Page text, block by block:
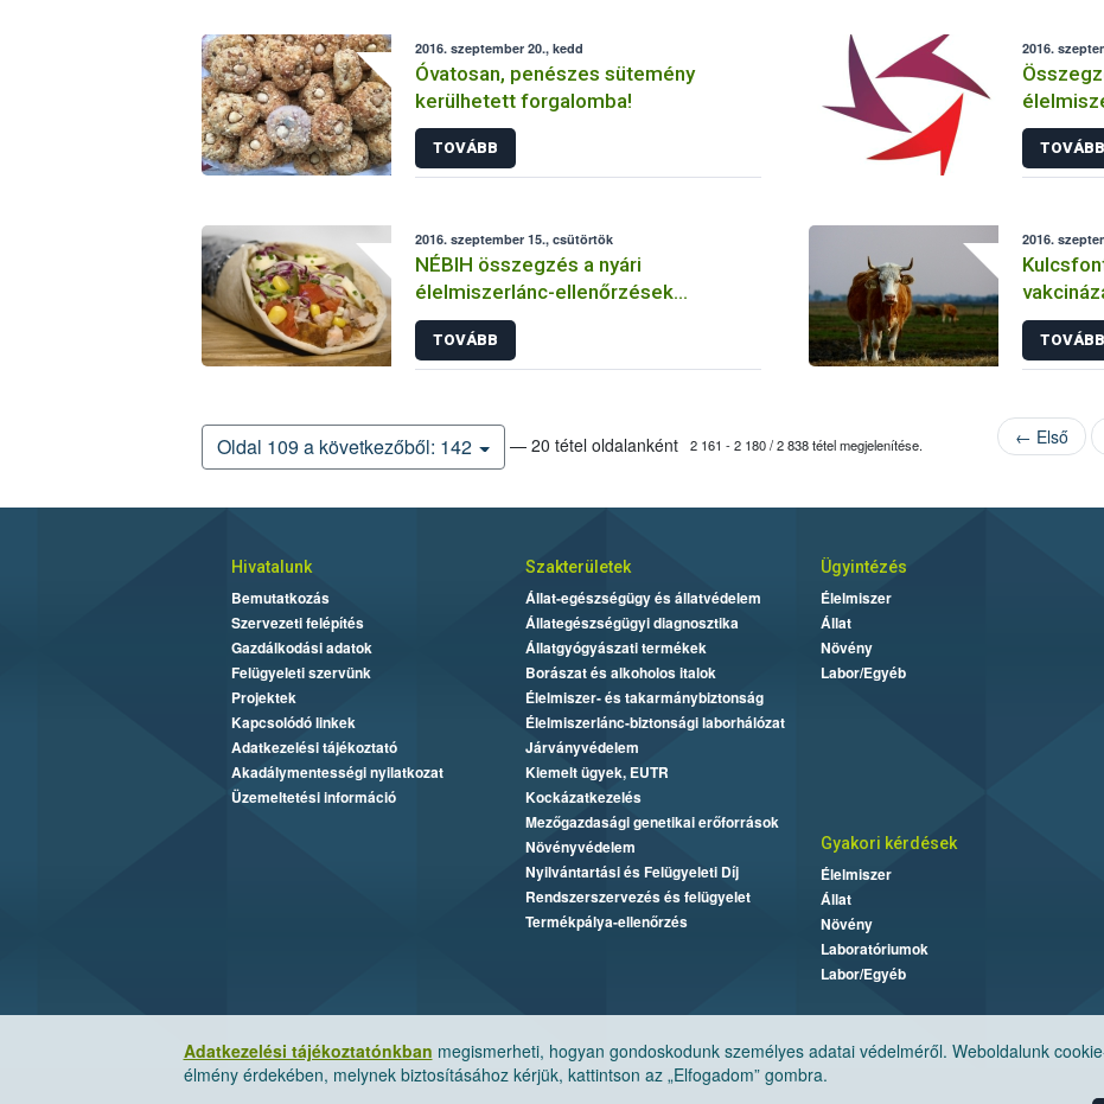
2016. szeptember 20., kedd
Óvatosan, penészes sütemény
kerülhetett forgalomba!
TOVÁBB
2016.
TOVÁBB
2016. szeptember 15., csütörtök
NÉBIH összegzés a nyári
élelmiszerlánc-ellenőrzések
tapasztalatairól
TOVÁBB
2016.
TOVÁBB
Oldal 109 a következőből: 142 — 20 tétel oldalanként 2 161 - 2 180 / 2 838 tétel megjelenítése. ← Első
Adatkezelési tájékoztatónkban megismerheti, hogyan gondoskodunk személyes adatai védelméről. Weboldalunk
élmény érdekében, melynek biztosításához kérjük, kattintson az „Elfogadom” gombra.
Hivatalunk
Bemutatkozás
Szervezeti felépítés
Gazdálkodási adatok
Felügyeleti szervünk
Projektek
Kapcsolódó linkek
Adatkezelési tájékoztató
Akadálymentességi nyilatkozat
Üzemeltetési információ
Szakterületek
Állat-egészségügy és állatvédelem
Állategészségügyi diagnosztika
Állatgyógyászati termékek
Borászat és alkoholos italok
Élelmiszer- és takarmánybiztonság
Élelmiszerlánc-biztonsági laborhálózat
Járványvédelem
Kiemelt ügyek, EUTR
Kockázatkezelés
Mezőgazdasági genetikai erőforrások
Növényvédelem
Nyilvántartási és Felügyeleti Díj
Rendszerszervezés és felügyelet
Termékpálya-ellenőrzés
Ügyintézés
Élelmiszer
Állat
Növény
Labor/Egyéb
Gyakori kérdések
Élelmiszer
Állat
Növény
Laboratóriumok
Labor/Egyéb